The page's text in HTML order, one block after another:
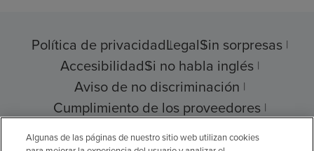
Política de privacidadLegalSin sorpresas
AccesibilidadSi no habla inglés
Aviso de no discriminación
Cumplimiento de los proveedores
Transparencia de precios
Algunas de las páginas de nuestro sitio web utilizan cookies